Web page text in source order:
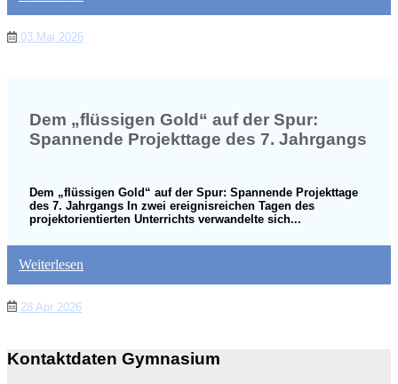
03 Mai 2026
28 Apr 2026
Dem „flüssigen Gold“ auf der Spur:
Spannende Projekttage des 7. Jahrgangs
Dem „flüssigen Gold“ auf der Spur: Spannende Projekttage
des 7. Jahrgangs In zwei ereignisreichen Tagen des
projektorientierten Unterrichts verwandelte sich...
Weiterlesen
Kontaktdaten Gymnasium